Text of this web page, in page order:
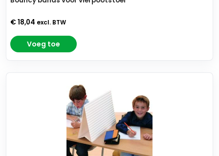
€ 18,04 excl. BTW
Voeg toe